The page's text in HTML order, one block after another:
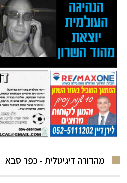
מהדורה דיגיטלית - כפר סבא